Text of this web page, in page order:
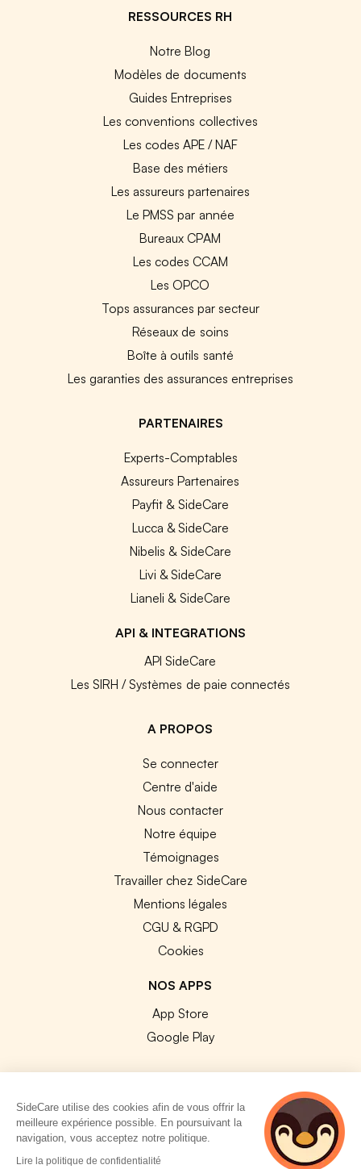
RESSOURCES RH
Notre Blog
Modèles de documents
Guides Entreprises
Les conventions collectives
Les codes APE / NAF
Base des métiers
Les assureurs partenaires
Le PMSS par année
Bureaux CPAM
Les codes CCAM
Les OPCO
Tops assurances par secteur
Réseaux de soins
Boîte à outils santé
Les garanties des assurances entreprises
PARTENAIRES
Experts-Comptables
Assureurs Partenaires
Payfit & SideCare
Lucca & SideCare
Nibelis & SideCare
Livi & SideCare
Lianeli & SideCare
API & INTEGRATIONS
API SideCare
Les SIRH / Systèmes de paie connectés
A PROPOS
Se connecter
Centre d'aide
Nous contacter
Notre équipe
Témoignages
Travailler chez SideCare
Mentions légales
CGU & RGPD
Cookies
NOS APPS
App Store
Google Play
© 2026 SideCare. Tous droits réservés.
SideCare utilise des cookies afin de vous offrir la
meilleure expérience possible. En poursuivant la
navigation, vous acceptez notre politique.
Lire la politique de confidentialité
5 personnes